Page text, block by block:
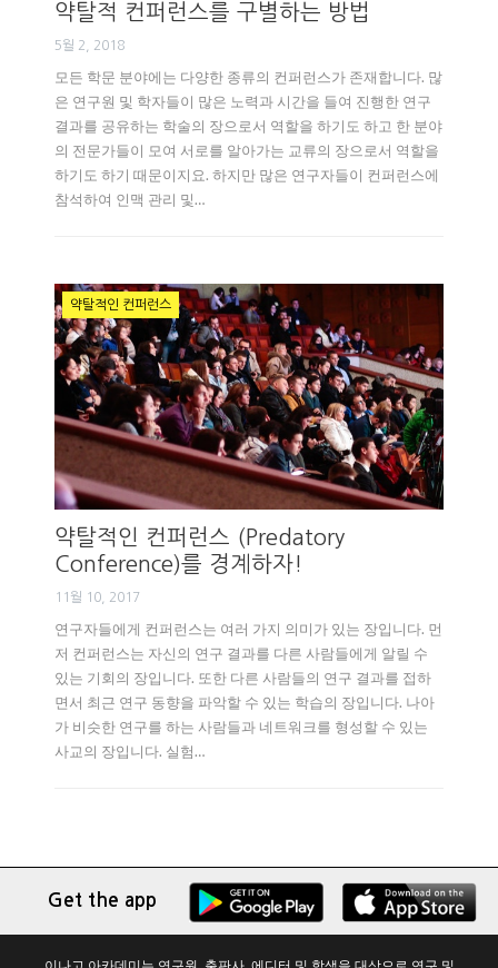
약탈적 컨퍼런스를 구별하는 방법
5월 2, 2018
모든 학문 분야에는 다양한 종류의 컨퍼런스가 존재합니다. 많
은 연구원 및 학자들이 많은 노력과 시간을 들여 진행한 연구
결과를 공유하는 학술의 장으로서 역할을 하기도 하고 한 분야
의 전문가들이 모여 서로를 알아가는 교류의 장으로서 역할을
하기도 하기 때문이지요. 하지만 많은 연구자들이 컨퍼런스에
참석하여 인맥 관리 및…
약탈적인 컨퍼런스
약탈적인 컨퍼런스 (Predatory
Conference)를 경계하자!
11월 10, 2017
연구자들에게 컨퍼런스는 여러 가지 의미가 있는 장입니다. 먼
저 컨퍼런스는 자신의 연구 결과를 다른 사람들에게 알릴 수
있는 기회의 장입니다. 또한 다른 사람들의 연구 결과를 접하
면서 최근 연구 동향을 파악할 수 있는 학습의 장입니다. 나아
가 비슷한 연구를 하는 사람들과 네트워크를 형성할 수 있는
사교의 장입니다. 실험…
Get the app